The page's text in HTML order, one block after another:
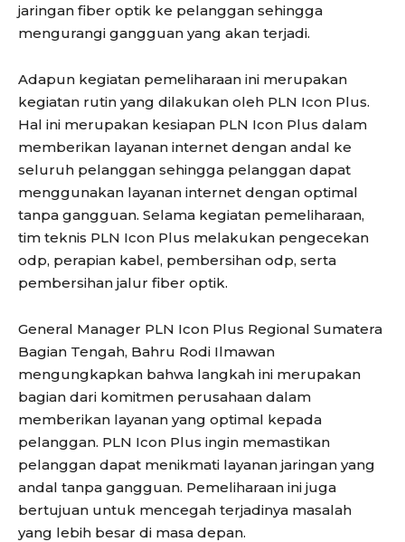
jaringan fiber optik ke pelanggan sehingga
mengurangi gangguan yang akan terjadi.
Adapun kegiatan pemeliharaan ini merupakan
kegiatan rutin yang dilakukan oleh PLN Icon Plus.
Hal ini merupakan kesiapan PLN Icon Plus dalam
memberikan layanan internet dengan andal ke
seluruh pelanggan sehingga pelanggan dapat
menggunakan layanan internet dengan optimal
tanpa gangguan. Selama kegiatan pemeliharaan,
tim teknis PLN Icon Plus melakukan pengecekan
odp, perapian kabel, pembersihan odp, serta
pembersihan jalur fiber optik.
General Manager PLN Icon Plus Regional Sumatera
Bagian Tengah, Bahru Rodi Ilmawan
mengungkapkan bahwa langkah ini merupakan
bagian dari komitmen perusahaan dalam
memberikan layanan yang optimal kepada
pelanggan. PLN Icon Plus ingin memastikan
pelanggan dapat menikmati layanan jaringan yang
andal tanpa gangguan. Pemeliharaan ini juga
bertujuan untuk mencegah terjadinya masalah
yang lebih besar di masa depan.